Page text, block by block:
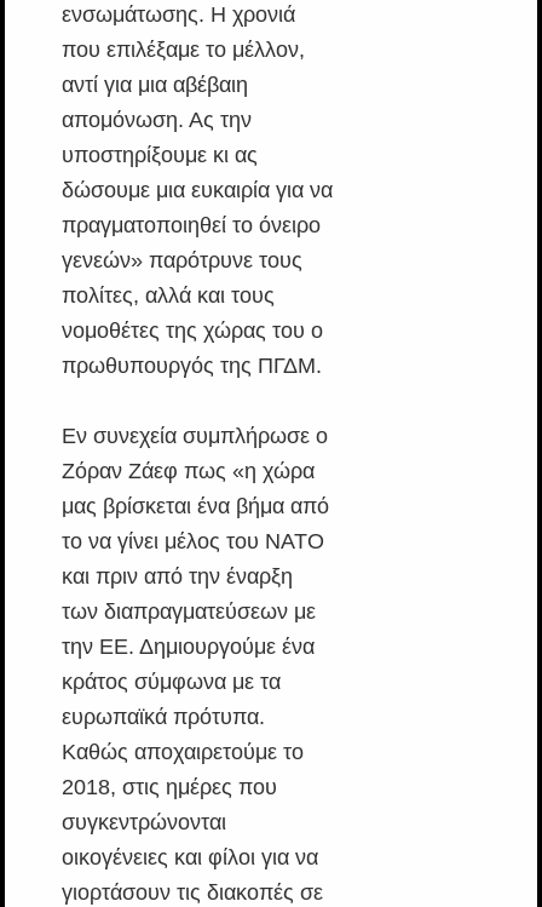
ενσωμάτωσης. H χρονιά
που επιλέξαμε το μέλλον,
αντί για μια αβέβαιη
απομόνωση. Ας την
υποστηρίξουμε κι ας
δώσουμε μια ευκαιρία για να
πραγματοποιηθεί το όνειρο
γενεών» παρότρυνε τους
πολίτες, αλλά και τους
νομοθέτες της χώρας του ο
πρωθυπουργός της ΠΓΔΜ.
Εν συνεχεία συμπλήρωσε ο
Ζόραν Ζάεφ πως «η χώρα
μας βρίσκεται ένα βήμα από
το να γίνει μέλος του ΝΑΤΟ
και πριν από την έναρξη
των διαπραγματεύσεων με
την ΕΕ. Δημιουργούμε ένα
κράτος σύμφωνα με τα
ευρωπαϊκά πρότυπα.
Καθώς αποχαιρετούμε το
2018, στις ημέρες που
συγκεντρώνονται
οικογένειες και φίλοι για να
γιορτάσουν τις διακοπές σε